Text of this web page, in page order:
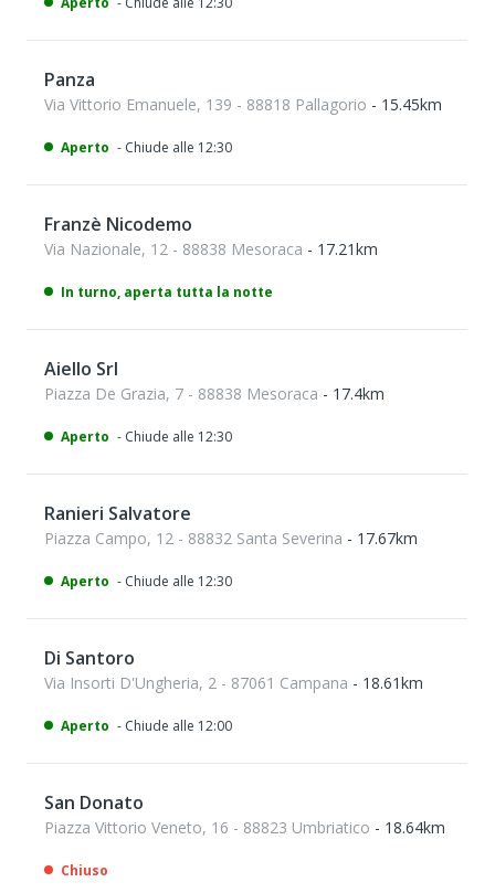
Panza
Via Vittorio Emanuele, 139 - 88818 Pallagorio - 15.45km
Aperto - Chiude alle 12:30
Franzè Nicodemo
Via Nazionale, 12 - 88838 Mesoraca - 17.21km
In turno, aperta tutta la notte
Aiello Srl
Piazza De Grazia, 7 - 88838 Mesoraca - 17.4km
Aperto - Chiude alle 12:30
Ranieri Salvatore
Piazza Campo, 12 - 88832 Santa Severina - 17.67km
Aperto - Chiude alle 12:30
Di Santoro
Via Insorti D'Ungheria, 2 - 87061 Campana - 18.61km
Aperto - Chiude alle 12:00
San Donato
Piazza Vittorio Veneto, 16 - 88823 Umbriatico - 18.64km
Chiuso